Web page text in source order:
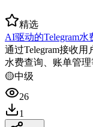
精选
AI驱动的Telegram
通过Telegram接收
水费查询、账单管
🟡中级
26
1